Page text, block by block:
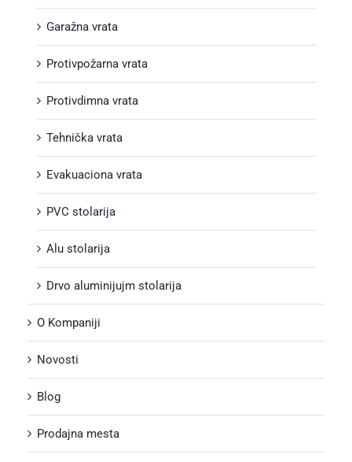
Garažna vrata
Protivpožarna vrata
Protivdimna vrata
Tehnička vrata
Evakuaciona vrata
PVC stolarija
Alu stolarija
Drvo aluminijujm stolarija
O Kompaniji
Novosti
Blog
Prodajna mesta